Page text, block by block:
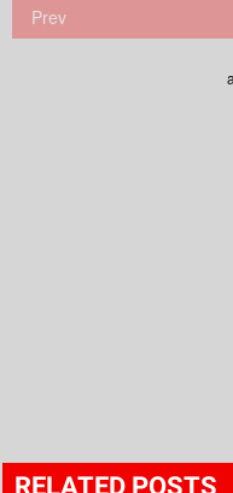
Prev
RELATED POSTS